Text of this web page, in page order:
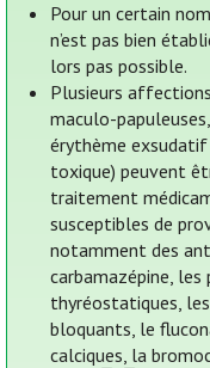
Pour un certain
n’est pas bien
lors pas possible.
Plusieurs
maculo-
érythème
toxique) peuvent
traitement
susceptibles de
notamment des
carbamazépine,
thyréostatiques,
bloquants, le
calciques, la